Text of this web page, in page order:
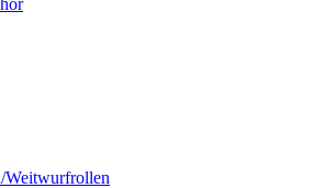
Weitwurfrollen